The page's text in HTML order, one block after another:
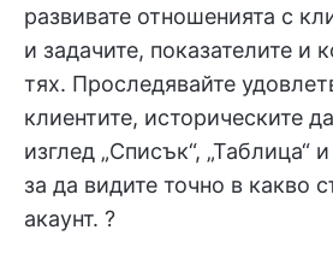
развивате отношенията с
и задачите, показателите и
тях. Проследявайте
клиентите, историческите
изглед „Списък“, „Таблица“ и
за да видите точно в какво
акаунт. ?